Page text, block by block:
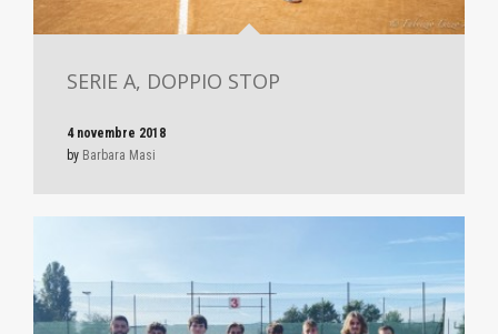
SERIE A, DOPPIO STOP
4 novembre 2018
by Barbara Masi